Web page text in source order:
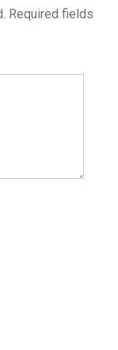
Required fields